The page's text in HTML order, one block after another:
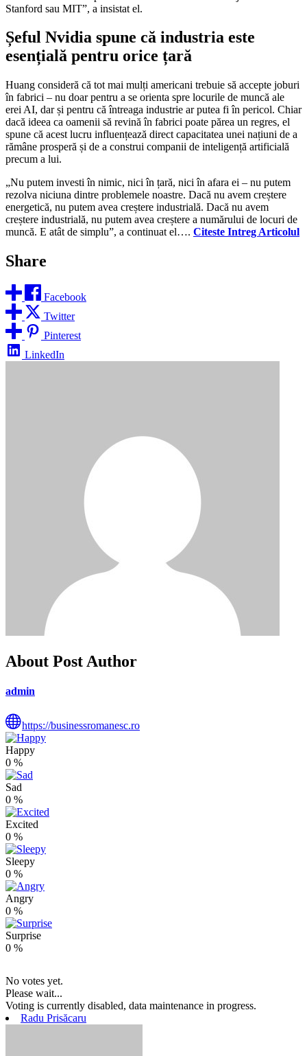
Stanford sau MIT”, a insistat el.
Șeful Nvidia spune că industria este
esențială pentru orice țară
Huang consideră că tot mai mulți americani trebuie să accepte joburi
în fabrici – nu doar pentru a se orienta spre locurile de muncă ale
erei AI, dar și pentru că întreaga industrie ar putea fi în pericol. Chiar
dacă ideea ca oamenii să revină în fabrici poate părea un regres, el
spune că acest lucru influențează direct capacitatea unei națiuni de a
rămâne prosperă și de a construi companii de inteligență artificială
precum a lui.
„Nu putem investi în nimic, nici în țară, nici în afara ei – nu putem
rezolva niciuna dintre problemele noastre. Dacă nu avem creștere
energetică, nu putem avea creștere industrială. Dacă nu avem
creștere industrială, nu putem avea creștere a numărului de locuri de
muncă. E atât de simplu”, a continuat el…. Citeste Intreg Articolul
Share
Facebook
Twitter
Pinterest
LinkedIn
About Post Author
admin
https://businessromanesc.ro
Happy
0 %
Sad
0 %
Excited
0 %
Sleepy
0 %
Angry
0 %
Surprise
0 %
No votes yet.
Please wait...
Voting is currently disabled, data maintenance in progress.
Radu Prisăcaru